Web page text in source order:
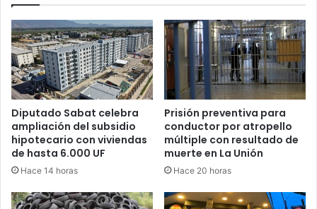
Diputado Sabat celebra
ampliación del subsidio
hipotecario con viviendas
de hasta 6.000 UF
Hace 14 horas
Prisión preventiva para
conductor por atropello
múltiple con resultado de
muerte en La Unión
Hace 20 horas